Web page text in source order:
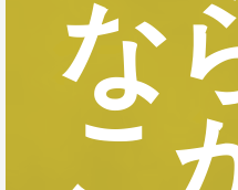
な
こ